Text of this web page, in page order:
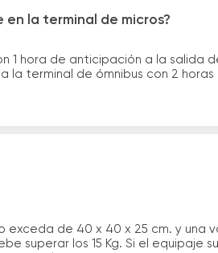
la terminal de micros?
1 hora de anticipación a la salida
la terminal de ómnibus con 2
exceda de 40 x 40 x 25 cm. y una
superar los 15 Kg. Si el equipaje